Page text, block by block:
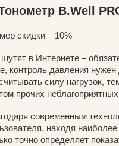
B.Well
скидки – 10%
шутят в Интернете –
контроль давления
силу нагрузок,
прочих
современным
находя
точно определяет